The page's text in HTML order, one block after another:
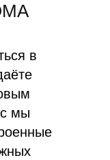
в
мы